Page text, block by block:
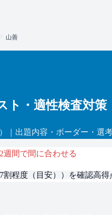
山善
ト・適性検査対策
｜出題内容・ボーダー・選
週間で間に合わせる
割程度（目安） ）を確認高得